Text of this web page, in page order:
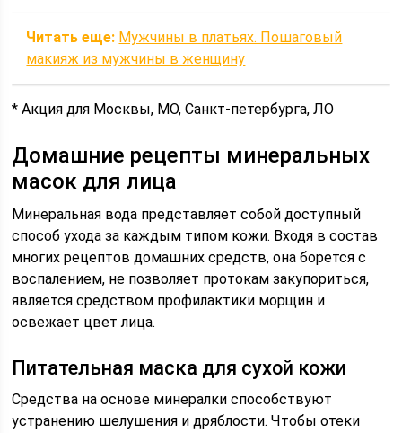
Читать еще: Мужчины в платьях. Пошаговый
макияж из мужчины в женщину
* Акция для Москвы, МО, Санкт-петербурга, ЛО
Домашние рецепты минеральных
масок для лица
Минеральная вода представляет собой доступный
способ ухода за каждым типом кожи. Входя в состав
многих рецептов домашних средств, она борется с
воспалением, не позволяет протокам закупориться,
является средством профилактики морщин и
освежает цвет лица.
Питательная маска для сухой кожи
Средства на основе минералки способствуют
устранению шелушения и дряблости. Чтобы отеки